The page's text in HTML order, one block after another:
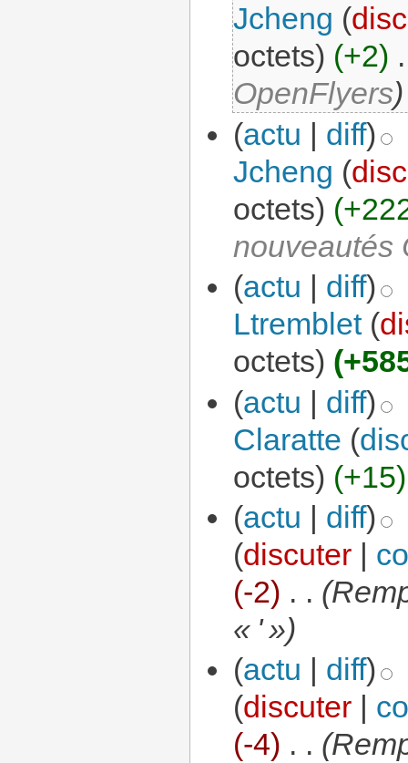
Jcheng (
octets) (+2)
OpenFlyers)
(actu | diff)
Jcheng (
octets)
nouveautés
(actu | diff)
Ltremblet (
octets)
(actu | diff)
Claratte (
octets) (+15)
(actu | diff)
(discuter |
(-2) . .
« ' »)
(actu | diff)
(discuter |
(-4) . .